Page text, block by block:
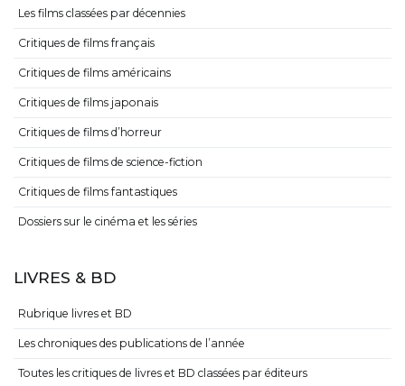
Les films classées par décennies
Critiques de films français
Critiques de films américains
Critiques de films japonais
Critiques de films d’horreur
Critiques de films de science-fiction
Critiques de films fantastiques
Dossiers sur le cinéma et les séries
LIVRES & BD
Rubrique livres et BD
Les chroniques des publications de l’année
Toutes les critiques de livres et BD classées par éditeurs